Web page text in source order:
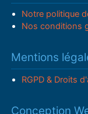
Notre politique
Nos conditions
Mentions
RGPD & Droits
Conception